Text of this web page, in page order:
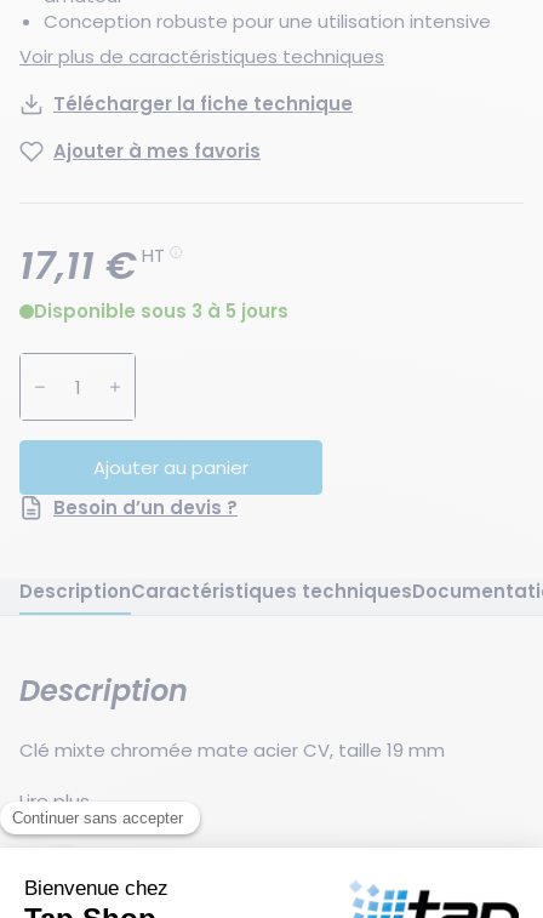
Conception robuste pour une utilisation intensive
Voir plus de caractéristiques techniques
Télécharger la fiche technique
Ajouter à mes favoris
17,11 €HT
Disponible sous 3 à 5 jours
Augmenter la quantité
Ajouter au panier
Besoin d’un devis ?
DescriptionCaractéristiques techniques
Description
Clé mixte chromée mate acier CV, taille 19 mm
Clé mixte 19 mm avec structure en acier CV, finition
mate pour une excellente résistance. Outil essentiel
dans les travaux d’entretien et de mécanique.
Lire plus
Garantie 2 ans